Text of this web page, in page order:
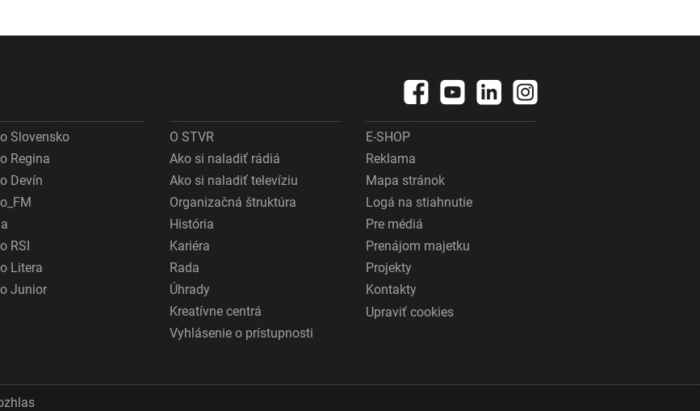
Slovensko
Regina
Devín
RSI
Litera
Junior
O STVR
Ako si naladiť rádiá
Ako si naladiť televíziu
Organizačná štruktúra
História
Kariéra
Rada
Úhrady
Kreatívne centrá
Vyhlásenie o prístupnosti
E-SHOP
Reklama
Mapa stránok
Logá na stiahnutie
Pre médiá
Prenájom majetku
Projekty
Kontakty
Upraviť cookies